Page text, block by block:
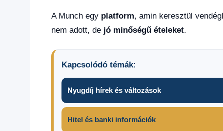
A Munch egy platform, amin keresztül
nem adott, de jó minőségű ételeket.
Kapcsolódó témák:
Nyugdíj hírek és változások
Hitel és banki információk